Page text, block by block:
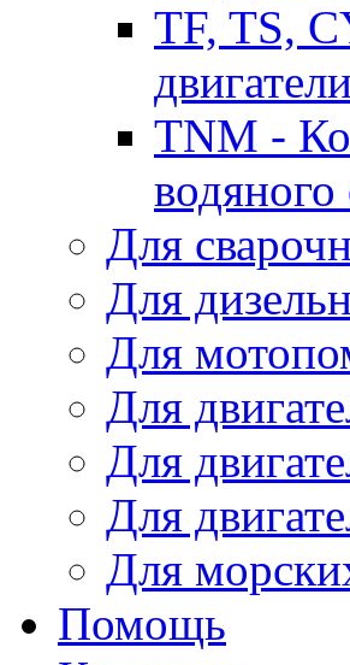
TF, TS,
TNM -
Для
Для
Для
Для
Для
Для
Для
Помощь